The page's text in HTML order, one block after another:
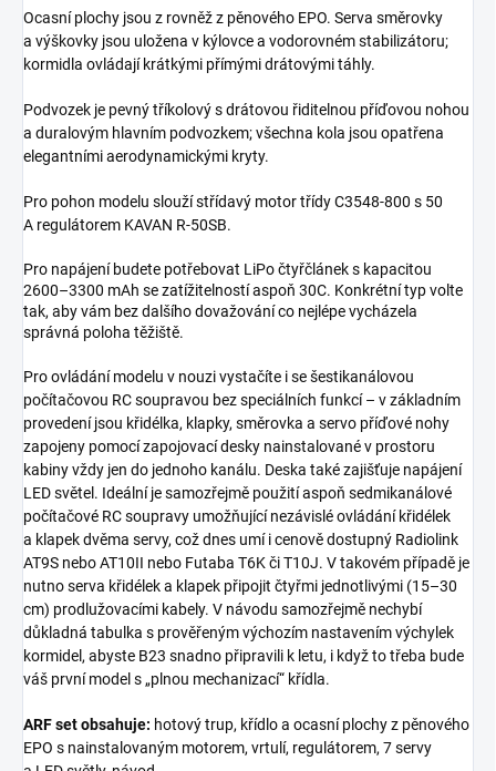
Ocasní plochy jsou z rovněž z pěnového EPO. Serva směrovky
a výškovky jsou uložena v kýlovce a vodorovném stabilizátoru;
kormidla ovládají krátkými přímými drátovými táhly.
Podvozek je pevný tříkolový s drátovou řiditelnou příďovou nohou
a duralovým hlavním podvozkem; všechna kola jsou opatřena
elegantními aerodynamickými kryty.
Pro pohon modelu slouží střídavý motor třídy C3548-800 s 50
A regulátorem KAVAN R-50SB.
Pro napájení budete potřebovat LiPo čtyřčlánek s kapacitou
2600–3300 mAh se zatížitelností aspoň 30C. Konkrétní typ volte
tak, aby vám bez dalšího dovažování co nejlépe vycházela
správná poloha těžiště.
Pro ovládání modelu v nouzi vystačíte i se šestikanálovou
počítačovou RC soupravou bez speciálních funkcí – v základním
provedení jsou křidélka, klapky, směrovka a servo příďové nohy
zapojeny pomocí zapojovací desky nainstalované v prostoru
kabiny vždy jen do jednoho kanálu. Deska také zajišťuje napájení
LED světel. Ideální je samozřejmě použití aspoň sedmikanálové
počítačové RC soupravy umožňující nezávislé ovládání křidélek
a klapek dvěma servy, což dnes umí i cenově dostupný Radiolink
AT9S nebo AT10II nebo Futaba T6K či T10J. V takovém případě je
nutno serva křidélek a klapek připojit čtyřmi jednotlivými (15–30
cm) prodlužovacími kabely. V návodu samozřejmě nechybí
důkladná tabulka s prověřeným výchozím nastavením výchylek
kormidel, abyste B23 snadno připravili k letu, i když to třeba bude
váš první model s „plnou mechanizací“ křídla.
ARF set obsahuje: hotový trup, křídlo a ocasní plochy z pěnového
EPO s nainstalovaným motorem, vrtulí, regulátorem, 7 servy